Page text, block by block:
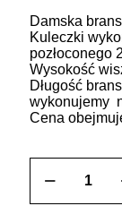
Damska
Kuleczki
pozłoconego
Wysokość
Długość
wykonujemy
Cena
ZOZO